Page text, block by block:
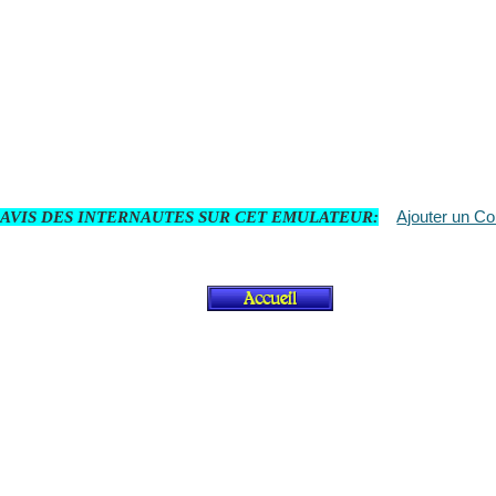
DES INTERNAUTES SUR CET EMULATEUR: Ajouter un